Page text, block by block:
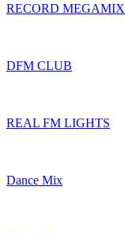
RECORD MEGAMIX
DFM CLUB
REAL FM LIGHTS
Dance Mix